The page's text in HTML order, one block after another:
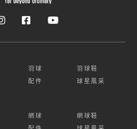
羽球
羽球鞋
配件 球星風采
網球
網球鞋